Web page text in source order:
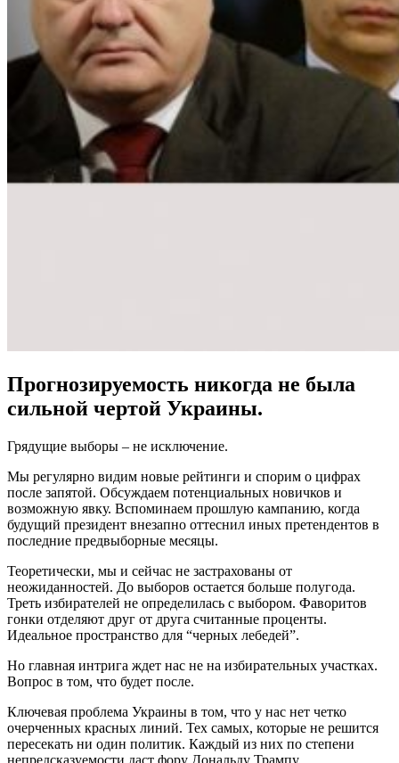
Прогнозируемость никогда не была
сильной чертой Украины.
Грядущие выборы – не исключение.
Мы регулярно видим новые рейтинги и спорим о цифрах
после запятой. Обсуждаем потенциальных новичков и
возможную явку. Вспоминаем прошлую кампанию, когда
будущий президент внезапно оттеснил иных претендентов в
последние предвыборные месяцы.
Теоретически, мы и сейчас не застрахованы от
неожиданностей. До выборов остается больше полугода.
Треть избирателей не определилась с выбором. Фаворитов
гонки отделяют друг от друга считанные проценты.
Идеальное пространство для “черных лебедей”.
Но главная интрига ждет нас не на избирательных участках.
Вопрос в том, что будет после.
Ключевая проблема Украины в том, что у нас нет четко
очерченных красных линий. Тех самых, которые не решится
пересекать ни один политик. Каждый из них по степени